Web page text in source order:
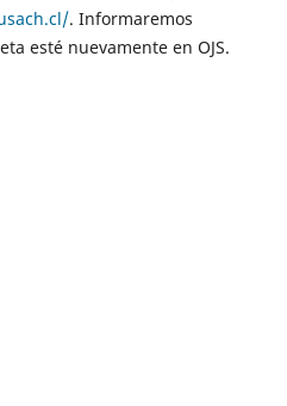
. Informaremos
esté nuevamente en OJS.